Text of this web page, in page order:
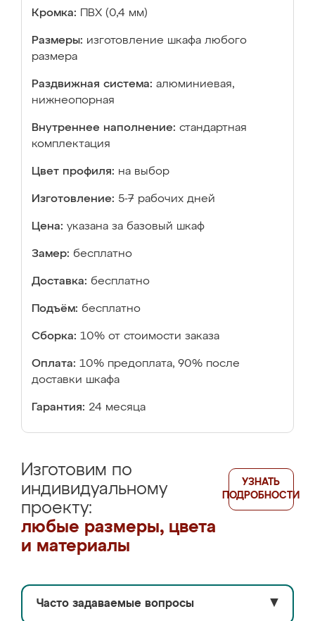
Кромка: ПВХ (0,4 мм)
Размеры: изготовление шкафа любого
размера
Раздвижная система: алюминиевая,
нижнеопорная
Внутреннее наполнение: стандартная
комплектация
Цвет профиля: на выбор
Изготовление: 5-7 рабочих дней
Цена: указана за базовый шкаф
Замер: бесплатно
Доставка: бесплатно
Подъём: бесплатно
Сборка: 10% от стоимости заказа
Оплата: 10% предоплата, 90% после
доставки шкафа
Гарантия: 24 месяца
Изготовим по
индивидуальному
проекту:
любые размеры, цвета
и материалы
УЗНАТЬ
ПОДРОБНОСТИ
Часто задаваемые вопросы ▼